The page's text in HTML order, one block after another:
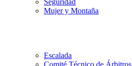
Seguridad
Mujer y Montaña
Escalada
Comité Técnico de Árbitros